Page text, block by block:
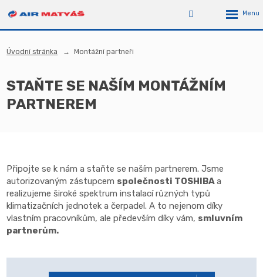
Úvodní stránka Montážní partneři
STAŇTE SE NAŠÍM MONTÁŽNÍM
PARTNEREM
Připojte se k nám a staňte se naším partnerem. Jsme
autorizovaným zástupcem společnosti TOSHIBAa
realizujeme široké spektrum instalací různých typů
klimatizačních jednotek a čerpadel. A to nejenom díky
vlastním pracovníkům, ale především díky vám, smluvním
partnerům.